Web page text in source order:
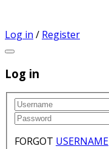
Log in / Register
Log in
FORGOT USERNAME